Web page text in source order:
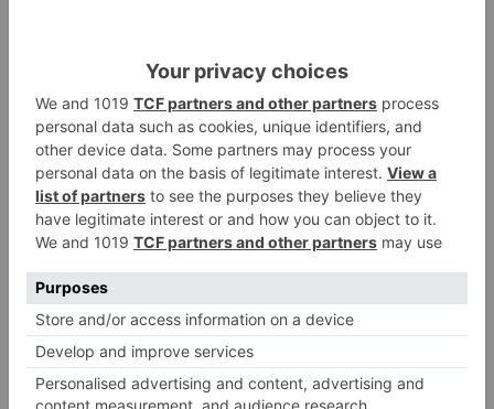
Primaria, se redujo en un 13% entre 2009 y 2018
(Informe Amnistía Internacional: "La otra
Pandemia. Entre el abandono y
desmantelamiento: El derecho a la Salud y la
Atención Primaria en España". Febrero 2021)
desatendiéndose las recomendaciones de
organismos internacionales que recomiendan
alcanzar el 25% del gasto sanitario total. El
gasto sanitario público por habitante en España
se encontraba en 2018 más del 15% por debajo
de la media de la Unión Europea.